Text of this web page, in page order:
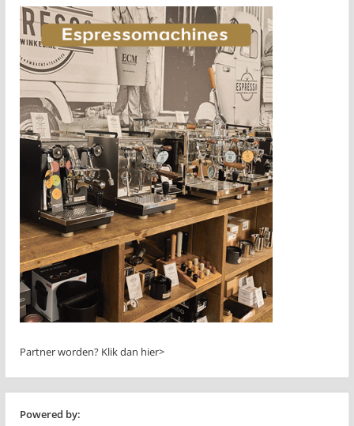
Partner worden? Klik dan hier>
Powered by: